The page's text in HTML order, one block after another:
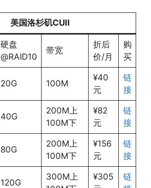
美国洛杉矶CUII
硬盘
@RAID10
带宽
折后
价/月
购
买
20G 100M
¥40
元
链
接
40G
200M上
100M下
¥82
元
链
接
80G
200M上
100M下
¥156
元
链
接
120G
300M上
¥305
链